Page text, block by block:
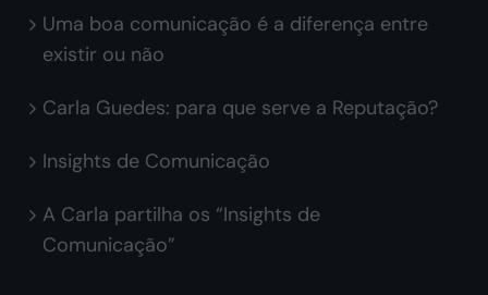
Uma boa comunicação é a diferença entre
existir ou não
Carla Guedes: para que serve a Reputação?
Insights de Comunicação
A Carla partilha os “Insights de
Comunicação”